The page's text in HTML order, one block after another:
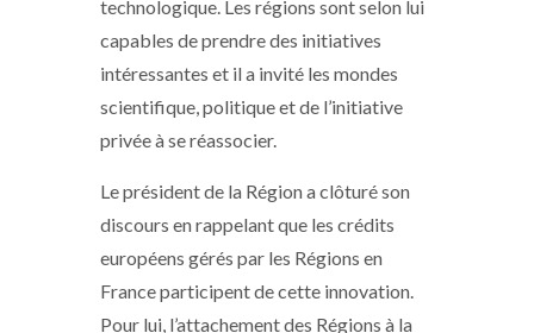
technologique. Les régions sont selon lui
capables de prendre des initiatives
intéressantes et il a invité les mondes
scientifique, politique et de l’initiative
privée à se réassocier.
Le président de la Région a clôturé son
discours en rappelant que les crédits
européens gérés par les Régions en
France participent de cette innovation.
Pour lui, l’attachement des Régions à la